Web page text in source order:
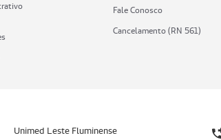
Fale Conosco
Cancelamento (RN 561)
Unimed Leste Fluminense